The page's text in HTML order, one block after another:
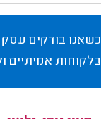
כשאנו בודקים
בלקוחות אמיתיים